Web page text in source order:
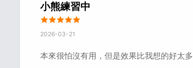
小熊練習中
2026-03-21
本來很怕沒有用，但是效果比我想的好太多